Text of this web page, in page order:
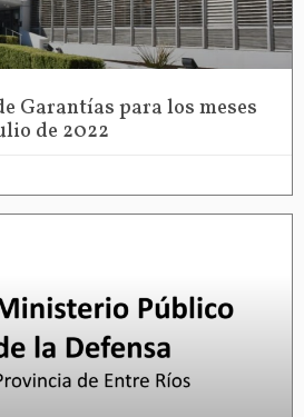
Garantías para los meses
de 2022